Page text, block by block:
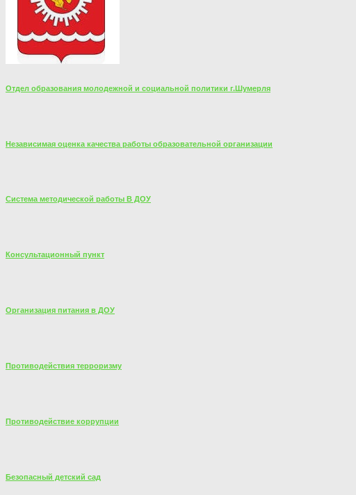
Отдел образования молодежной и социальной политики г.Шумерля
Независимая оценка качества работы образовательной организации
Система методической работы В ДОУ
Консультационный пункт
Организация питания в ДОУ
Противодействия терроризму
Противодействие коррупции
Безопасный детский сад